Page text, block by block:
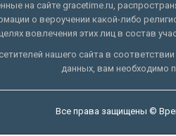
на сайте gracetime.ru,
о вероучении какой-либо
вовлечения этих лиц в состав
нашего сайта в соответствии
данных, вам необходимо
Все права защищены ©